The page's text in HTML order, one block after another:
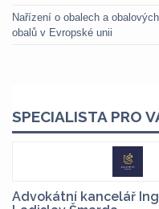
Nařízení o obalech a
obalů v Evropské unii